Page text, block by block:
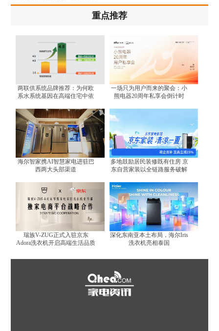
重点推荐
两联供系统品牌推荐：为何欧
系水系统基因在高端住宅中依
一场只为用户而来的聚会：小
熊电器20周年私享会倒计时
海尔智家携AI智慧家电进驻巴
西两大头部渠道
多地鼓励居民装修既有住房 京
东自营家装以全链路服务破解
瑞族V-ZUG正式入驻京东
Adora洗衣机开启高端生活品质
深化东南亚本土布局，海尔Iris
洗衣机亮相泰国